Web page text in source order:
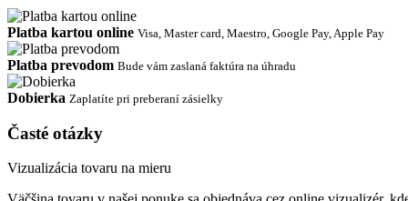
Platba kartou online Visa, Master card, Maestro, Google Pay, Apple Pay
Platba prevodom Bude vám zaslaná faktúra na úhradu
Dobierka Zaplatíte pri preberaní zásielky
Časté otázky
Vizualizácia tovaru na mieru